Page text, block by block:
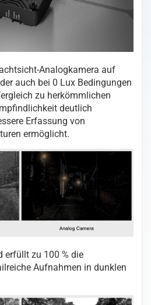
Analogkamera auf
auch bei 0 Lux Bedingungen
zu herkömmlichen
deutlich
Erfassung von
ermöglicht.
erfüllt zu 100 % die
Aufnahmen in dunklen